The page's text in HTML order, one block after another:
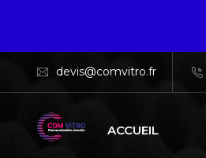
devis@comvitro.fr
ACCUEIL